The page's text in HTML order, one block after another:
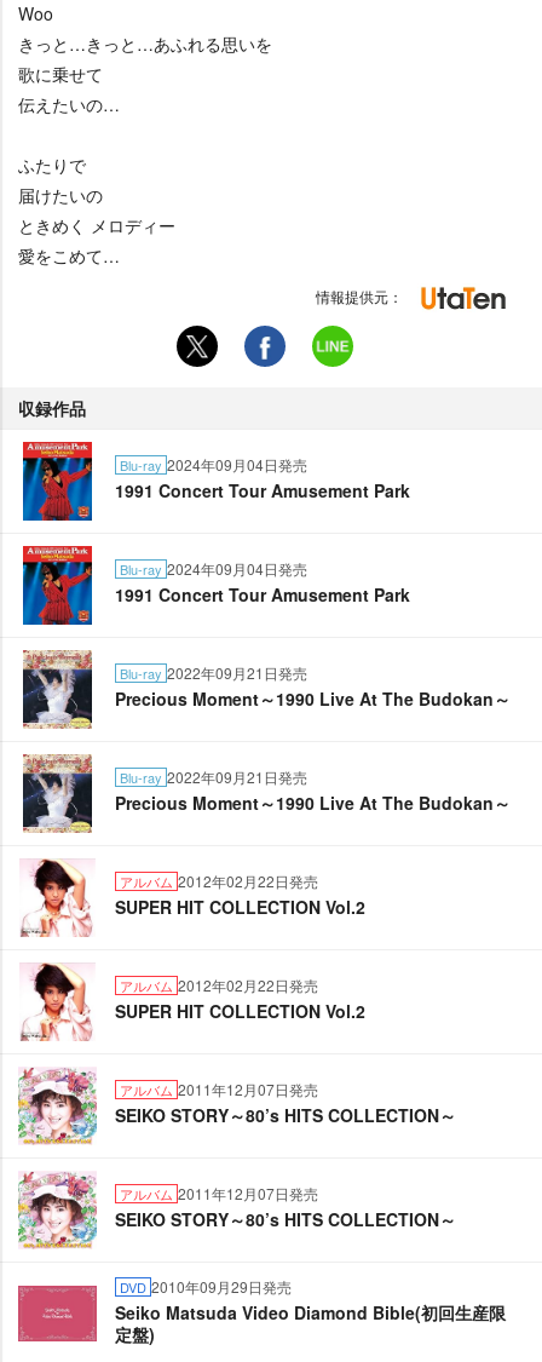
Woo
きっと…きっと…あふれる思いを
歌に乗せて
伝えたいの…
ふたりで
届けたいの
ときめく メロディー
愛をこめて…
情報提供元：
収録作品
Blu-ray 2024年09月04日発売
1991 Concert Tour Amusement Park
Blu-ray 2024年09月04日発売
1991 Concert Tour Amusement Park
Blu-ray 2022年09月21日発売
Precious Moment～1990 Live At The Budokan～
Blu-ray 2022年09月21日発売
Precious Moment～1990 Live At The Budokan～
アルバム 2012年02月22日発売
SUPER HIT COLLECTION Vol.2
アルバム 2012年02月22日発売
SUPER HIT COLLECTION Vol.2
アルバム 2011年12月07日発売
SEIKO STORY～80’s HITS COLLECTION～
アルバム 2011年12月07日発売
SEIKO STORY～80’s HITS COLLECTION～
DVD 2010年09月29日発売
Seiko Matsuda Video Diamond Bible(初回生産限
定盤)